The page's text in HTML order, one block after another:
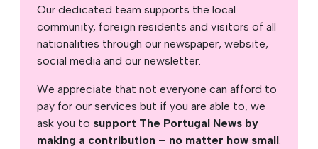
Our dedicated team supports the local
community, foreign residents and visitors of all
nationalities through our newspaper, website,
social media and our newsletter.
We appreciate that not everyone can afford to
pay for our services but if you are able to, we
ask you to support The Portugal News by
making a contribution – no matter how small.